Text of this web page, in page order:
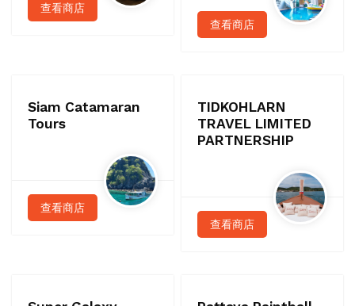
查看商店
查看商店
Siam Catamaran
Tours
查看商店
TIDKOHLARN
TRAVEL LIMITED
PARTNERSHIP
查看商店